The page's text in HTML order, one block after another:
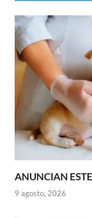
ANUNCIAN
9 agosto, 2026